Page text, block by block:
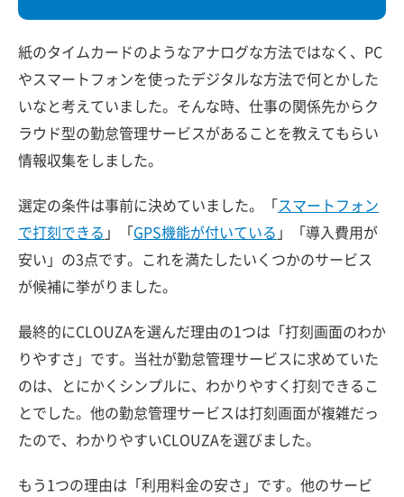
紙のタイムカードのようなアナログな方法ではなく、PC
やスマートフォンを使ったデジタルな方法で何とかした
いなと考えていました。そんな時、仕事の関係先からク
ラウド型の勤怠管理サービスがあることを教えてもらい
情報収集をしました。
選定の条件は事前に決めていました。「スマートフォン
で打刻できる 」「GPS機能が付いている 」「導入費用が
安い」の3点です。これを満たしたいくつかのサービス
が候補に挙がりました。
最終的にCLOUZAを選んだ理由の1つは「打刻画面のわか
りやすさ」です。当社が勤怠管理サービスに求めていた
のは、とにかくシンプルに、わかりやすく打刻できるこ
とでした。他の勤怠管理サービスは打刻画面が複雑だっ
たので、わかりやすいCLOUZAを選びました。
もう1つの理由は「利用料金の安さ」です。他のサービ